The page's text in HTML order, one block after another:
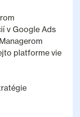
v Google Ads
platforme vie